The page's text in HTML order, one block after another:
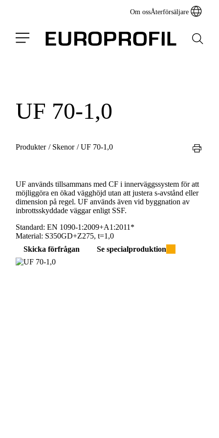
Om ossÅterförsäljare
UF 70-1,0
Produkter / Skenor /UF 70-1,0
UF används tillsammans med CF i innerväggssystem för att
möjliggöra en ökad vägghöjd utan att justera s-avstånd eller
dimension på regel. UF används även vid byggnation av
inbrottsskyddade väggar enligt SSF.
Standard: EN 1090-1:2009+A1:2011*
Material: S350GD+Z275, t=1,0
Skicka förfrågan
Se specialproduktion